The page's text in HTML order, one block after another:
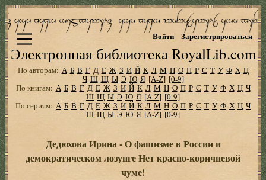
Электронная библиотека RoyalLib.com
Войти Зарегистрироваться
По авторам: А Б В Г Д Е Ж З И Й К Л М Н О П Р С Т У Ф Х Ц
Ч Ш Щ Ы Э Ю Я [A-Z] [0-9]
По книгам: А Б В Г Д Е Ж З И Й К Л М Н О П Р С Т У Ф Х Ц Ч
Ш Щ Ы Э Ю Я [A-Z] [0-9]
По сериям: А Б В Г Д Е Ж З И Й К Л М Н О П Р С Т У Ф Х Ц Ч
Ш Щ Ы Э Ю Я [A-Z] [0-9]
Дедюхова Ирина - О фашизме в России и
демократическом лозунге Нет красно-коричневой
чуме!